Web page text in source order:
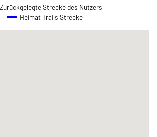
Zurückgelegte Strecke des Nutzers
Heimat Trails Strecke